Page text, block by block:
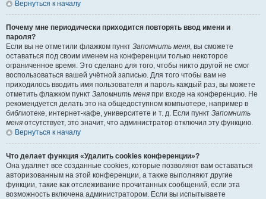
Вернуться к началу
Почему мне периодически приходится повторять ввод имени и
пароля?
Если вы не отметили флажком пункт Запомнить меня, вы сможете
оставаться под своим именем на конференции только некоторое
ограниченное время. Это сделано для того, чтобы никто другой не смог
воспользоваться вашей учётной записью. Для того чтобы вам не
приходилось вводить имя пользователя и пароль каждый раз, вы можете
отметить флажком пункт Запомнить меня при входе на конференцию. Не
рекомендуется делать это на общедоступном компьютере, например в
библиотеке, интернет-кафе, университете и т. д. Если пункт Запомнить
меня отсутствует, это значит, что администратор отключил эту функцию.
Вернуться к началу
Что делает функция «Удалить cookies конференции»?
Она удаляет все созданные cookies, которые позволяют вам оставаться
авторизованным на этой конференции, а также выполняют другие
функции, такие как отслеживание прочитанных сообщений, если эта
возможность включена администратором. Если вы испытываете